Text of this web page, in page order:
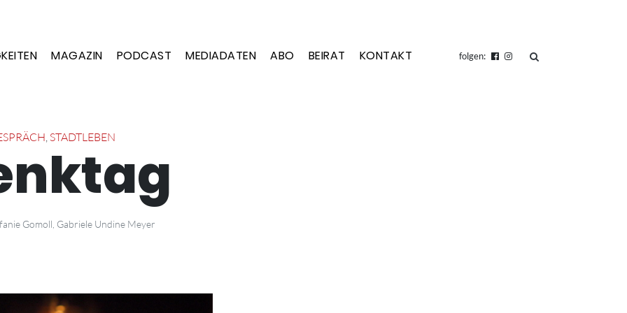
MAGAZIN PODCAST MEDIADATEN ABO BEIRAT KONTAKT folgen: suchen
, STADTLEBEN
Gomoll, Gabriele Undine Meyer